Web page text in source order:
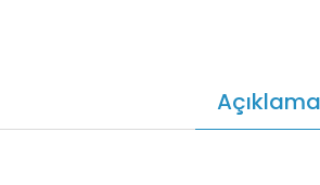
Açıklama